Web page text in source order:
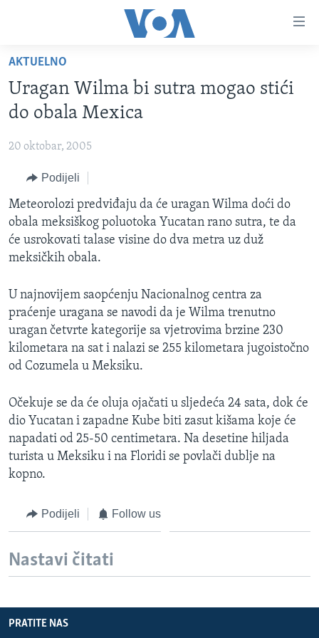
glavni
sadržaj
Pređi
na
glavnu
pretragu
VIDEO
VIJESTI
SJEDINJENE AMERIČKE DRŽAVE
BOSNA I HERCEGOVINA
NAUKA I TEHNOLOGIJA
SPECIJALNI PROJEKTI
KORUPCIJA
SLOBODA MEDIJA
IZBJEGLIČKA STRANA
MAGAZIN
O GLASU AMERIKE
Learning English
PRATITE NAS
AKTUELNO
Uragan Wilma bi sutra mogao stići
do obala Mexica
20 oktobar, 2005
Podijeli
Meteorolozi predviđaju da će uragan Wilma doći do
obala meksiškog poluotoka Yucatan rano sutra, te da
će usrokovati talase visine do dva metra uz duž
meksičkih obala.
U najnovijem saopćenju Nacionalnog centra za
praćenje uragana se navodi da je Wilma trenutno
uragan četvrte kategorije sa vjetrovima brzine 230
kilometara na sat i nalazi se 255 kilometara jugoistočno
od Cozumela u Meksiku.
Očekuje se da će oluja ojačati u sljedeća 24 sata, dok će
dio Yucatan i zapadne Kube biti zasut kišama koje će
napadati od 25-50 centimetara. Na desetine hiljada
turista u Meksiku i na Floridi se povlači dublje na
kopno.
Podijeli Follow us
Nastavi čitati
PRATITE NAS